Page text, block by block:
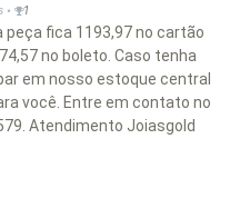
• 1
peça fica 1193,97 no cartão
no boleto. Caso tenha
em nosso estoque central
você. Entre em contato no
Atendimento Joiasgold